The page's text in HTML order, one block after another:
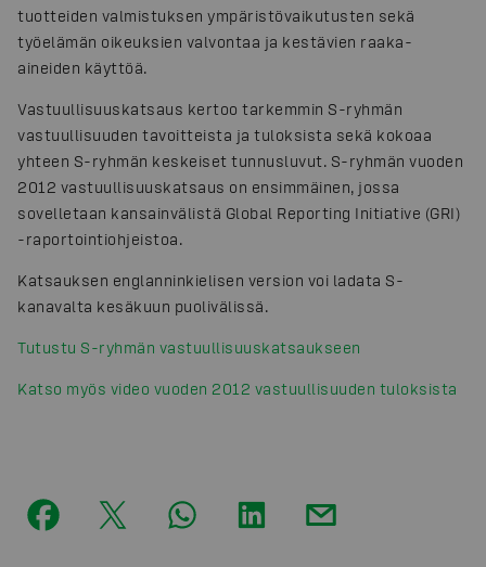
tuotteiden valmistuksen ympäristövaikutusten sekä
työelämän oikeuksien valvontaa ja kestävien raaka-
aineiden käyttöä.
Vastuullisuuskatsaus kertoo tarkemmin S-ryhmän
vastuullisuuden tavoitteista ja tuloksista sekä kokoaa
yhteen S-ryhmän keskeiset tunnusluvut. S-ryhmän vuoden
2012 vastuullisuuskatsaus on ensimmäinen, jossa
sovelletaan kansainvälistä Global Reporting Initiative (GRI)
-raportointiohjeistoa.
Katsauksen englanninkielisen version voi ladata S-
kanavalta kesäkuun puolivälissä.
Tutustu S-ryhmän vastuullisuuskatsaukseen
Katso myös video vuoden 2012 vastuullisuuden tuloksista